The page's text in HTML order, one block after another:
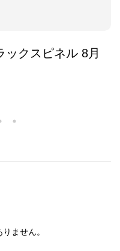
ックスピネル 8月
ません。